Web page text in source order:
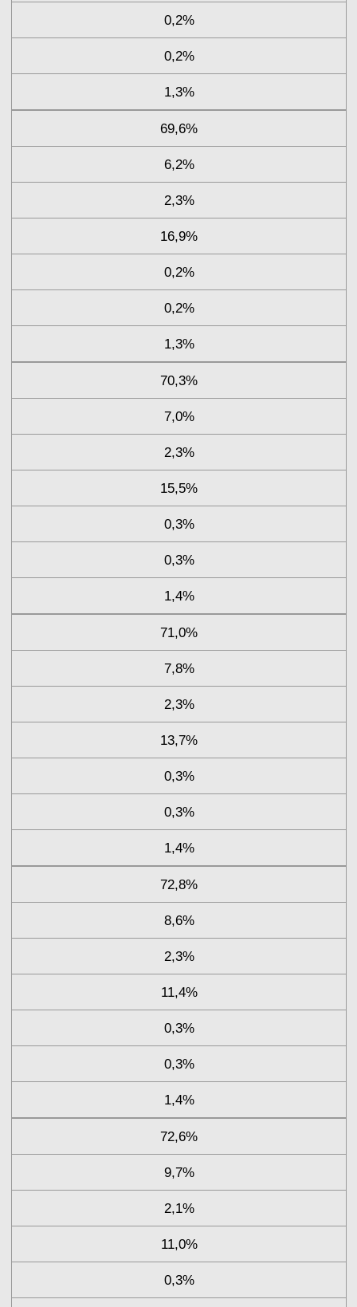
0,2%
0,2%
1,3%
69,6%
6,2%
2,3%
16,9%
0,2%
0,2%
1,3%
70,3%
7,0%
2,3%
15,5%
0,3%
0,3%
1,4%
71,0%
7,8%
2,3%
13,7%
0,3%
0,3%
1,4%
72,8%
8,6%
2,3%
11,4%
0,3%
0,3%
1,4%
72,6%
9,7%
2,1%
11,0%
0,3%